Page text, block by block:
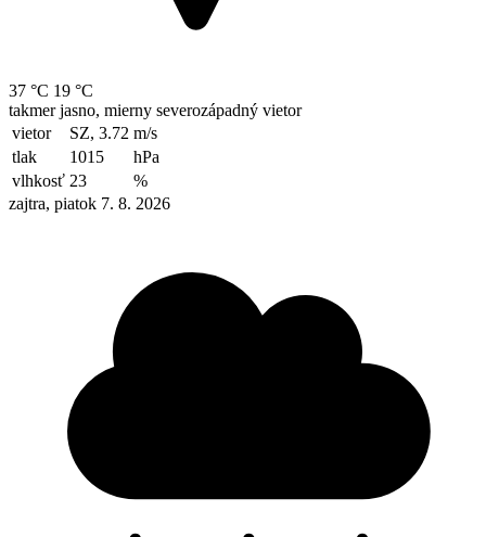
37 °C 19 °C
takmer jasno, mierny severozápadný vietor
vietor
SZ, 3.72 m/s
tlak
1015
hPa
vlhkosť 23
%
zajtra, piatok 7. 8. 2026